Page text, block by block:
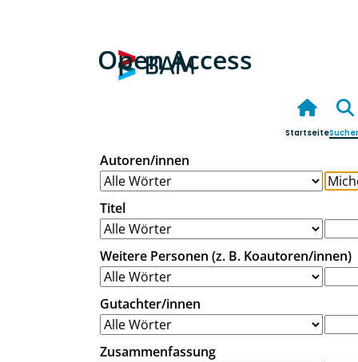
Open Access
Startseite
Autoren/innen
Titel
Weitere Personen (z. B. Koautoren/innen)
Gutachter/innen
Zusammenfassung